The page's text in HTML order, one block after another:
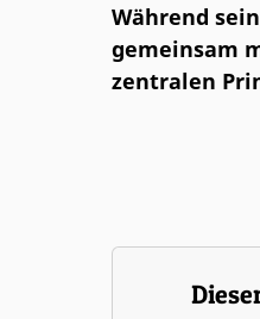
Während
gemeinsam
zentralen